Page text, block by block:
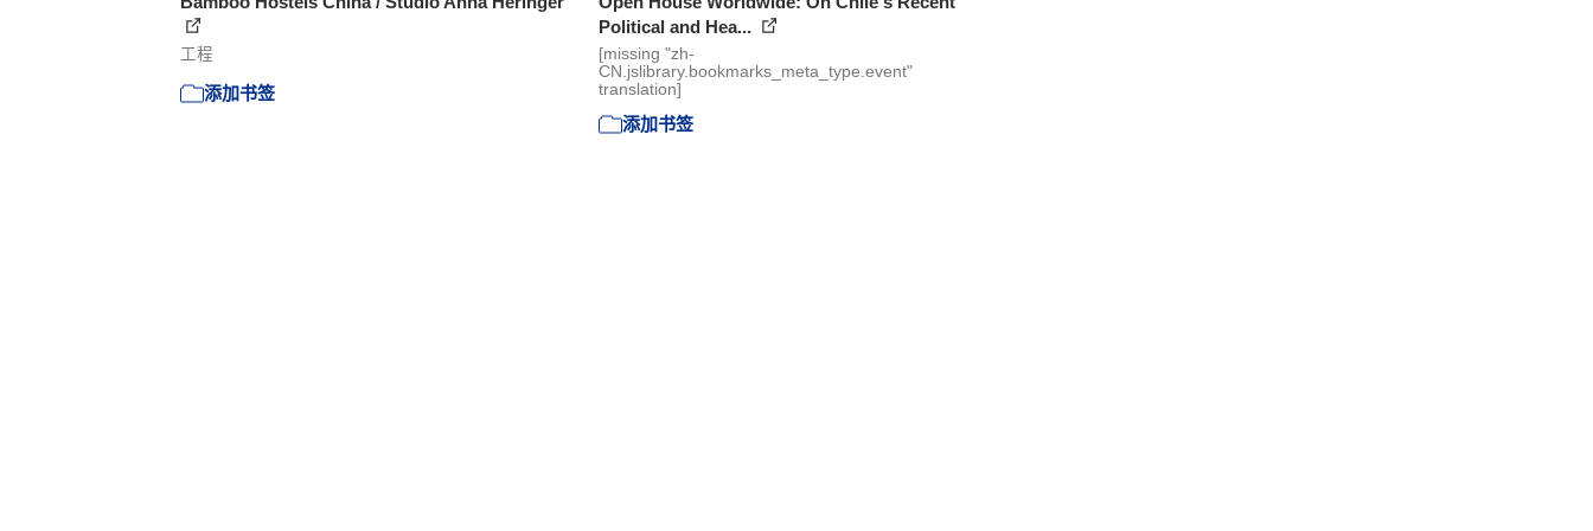
工程
添加书签
Political and Hea...
[missing "zh-
CN.jslibrary.bookmarks_meta_type.event"
translation]
添加书签